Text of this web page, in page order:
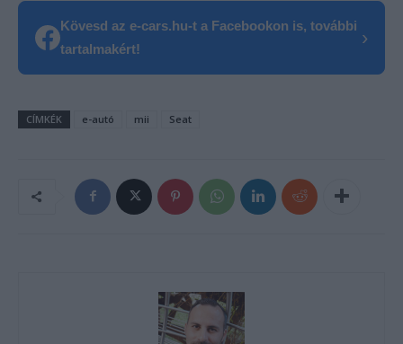
Kövesd az e-cars.hu-t a Facebookon is, további
tartalmakért!
›
CÍMKÉK e-autó mii Seat